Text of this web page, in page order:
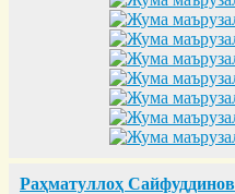
Раҳматуллоҳ Сайфуддинов